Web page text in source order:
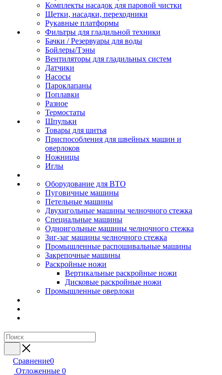
Комплекты насадок для паровой чистки
Щетки, насадки, переходники
Рукавные платформы
Фильтры для гладильной техники
Бачки / Резервуары для воды
Бойлеры/Тэны
Вентиляторы для гладильных систем
Датчики
Насосы
Пароклапаны
Поплавки
Разное
Термостаты
Шпульки
Товары для шитья
Приспособления для швейных машин и
оверлоков
Ножницы
Иглы
Оборудование для ВТО
Пуговичные машины
Петельные машины
Двухигольные машины челночного стежка
Специальные машины
Одноигольные машины челночного стежка
Зиг-заг машины челночного стежка
Промышленные распошивальные машины
Закрепочные машины
Раскройные ножи
Вертикальные раскройные ножи
Дисковые раскройные ножи
Промышленные оверлоки
Сравнение0
Отложенные 0